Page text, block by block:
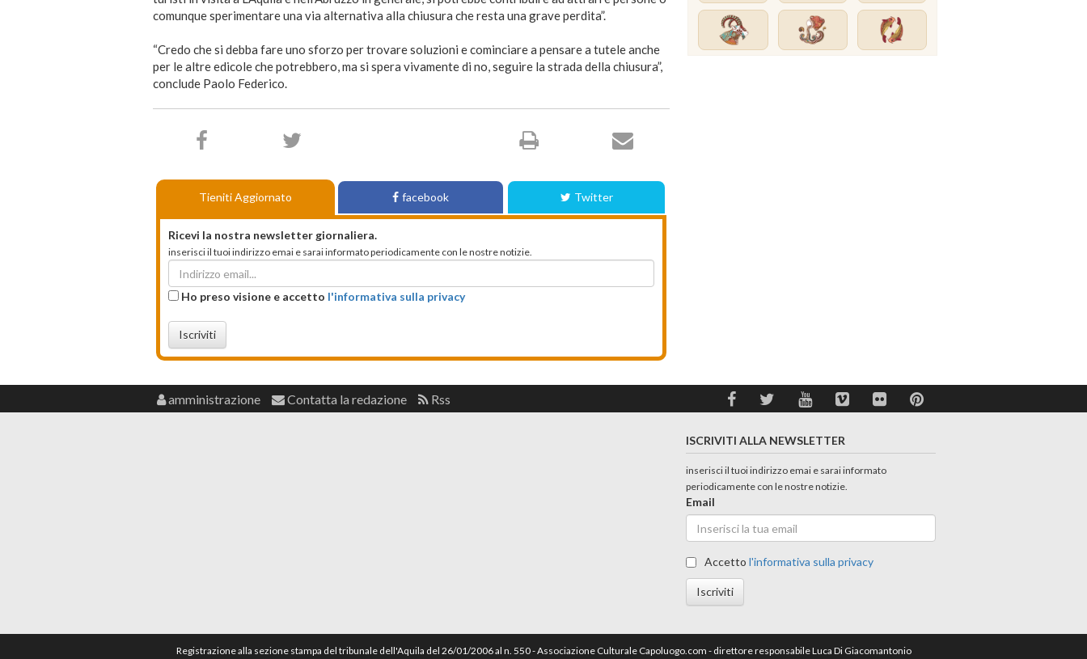
comunque sperimentare una via alternativa alla chiusura che resta una grave perdita”.
“Credo che si debba fare uno sforzo per trovare soluzioni e cominciare a pensare a tutele anche
per le altre edicole che potrebbero, ma si spera vivamente di no, seguire la strada della chiusura”,
conclude Paolo Federico.
Tieniti Aggiornato facebook Twitter
Ricevi la nostra newsletter giornaliera.
inserisci il tuoi indirizzo emai e sarai informato periodicamente con le nostre notizie.
Ho preso visione e accetto l'informativa sulla privacy
Iscriviti
amministrazione Contatta la redazione Rss
ISCRIVITI ALLA NEWSLETTER
inserisci il tuoi indirizzo emai e sarai informato
periodicamente con le nostre notizie.
Email
Accettol'informativa sulla privacy
Iscriviti
Registrazione alla sezione stampa del tribunale dell'Aquila del 26/01/2006 al n. 550 - Associazione Culturale Capoluogo.com - direttore responsabile Luca Di Giacomantonio